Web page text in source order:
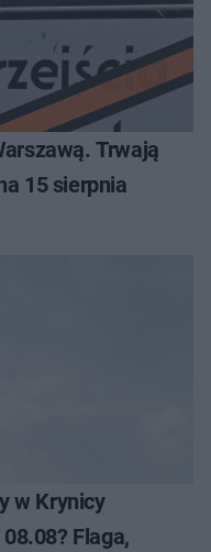
Trwają
15 sierpnia
w Krynicy
Flaga,